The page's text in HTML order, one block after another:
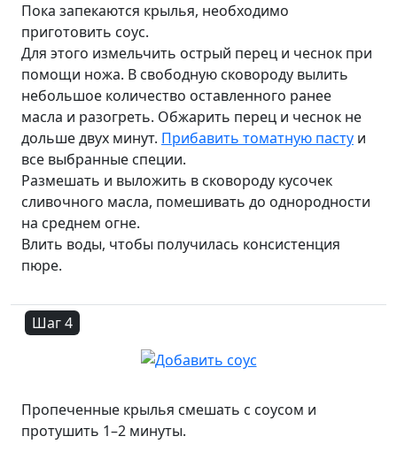
Пока запекаются крылья, необходимо
приготовить соус.
Для этого измельчить острый перец и чеснок при
помощи ножа. В свободную сковороду вылить
небольшое количество оставленного ранее
масла и разогреть. Обжарить перец и чеснок не
дольше двух минут. Прибавить томатную пасту и
все выбранные специи.
Размешать и выложить в сковороду кусочек
сливочного масла, помешивать до однородности
на среднем огне.
Влить воды, чтобы получилась консистенция
пюре.
Шаг 4
Пропеченные крылья смешать с соусом и
протушить 1–2 минуты.